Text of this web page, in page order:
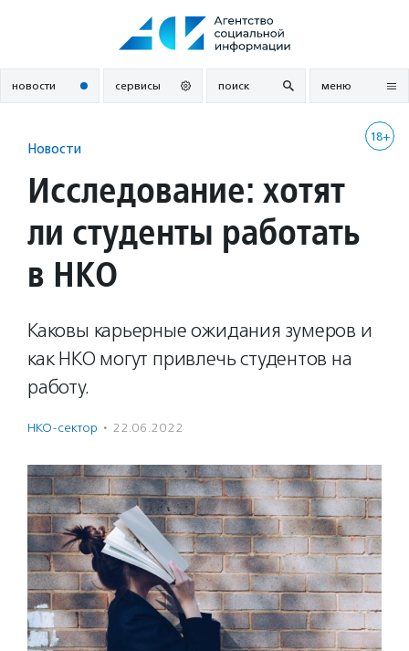
новости сервисы поиск меню
18+
Новости
Исследование: хотят
ли студенты работать
в НКО
Каковы карьерные ожидания зумеров и
как НКО могут привлечь студентов на
работу.
НКО-сектор · 22.06.2022